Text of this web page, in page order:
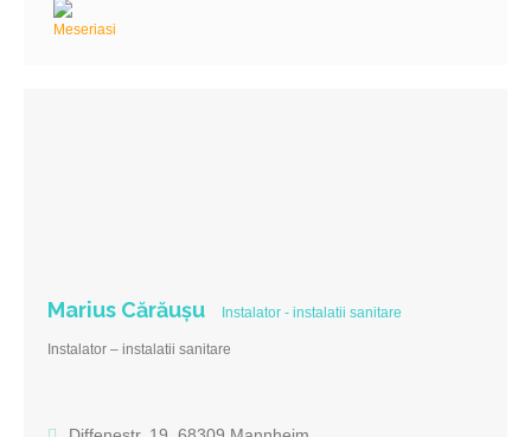
Marius Cărăușu Instalator - instalatii sanitare
Instalator – instalatii sanitare